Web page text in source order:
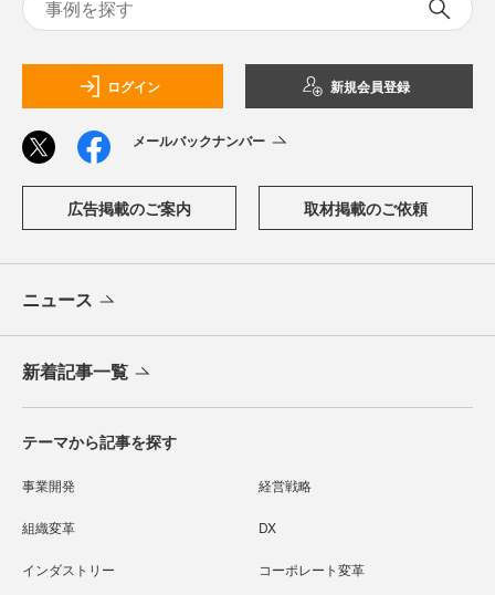
ログイン 新規会員登録
メールバックナンバー
広告掲載のご案内 取材掲載のご依頼
ニュース
新着記事一覧
テーマから記事を探す
事業開発 経営戦略
組織変革 DX
インダストリー コーポレート変革